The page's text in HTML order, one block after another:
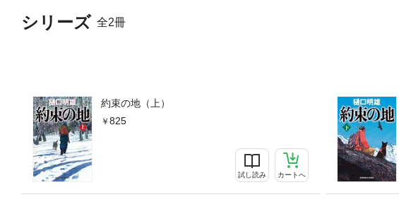
シリーズ 全2冊
約束の地（上）
825
試し読み カートへ